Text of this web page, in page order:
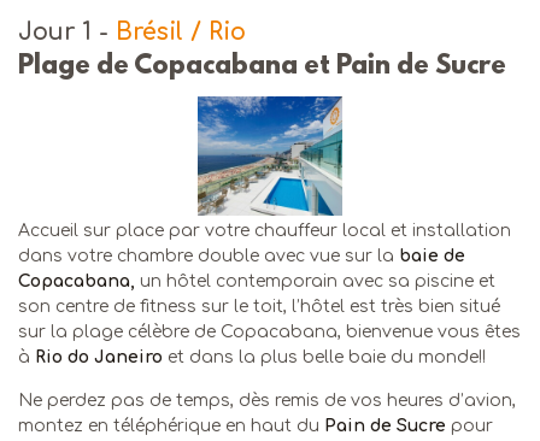
Jour 1 - Brésil / Rio
Plage de Copacabana et Pain de Sucre
Accueil sur place par votre chauffeur local et installation
dans votre chambre double avec vue sur la baie de
Copacabana, un hôtel contemporain avec sa piscine et
son centre de fitness sur le toit, l’hôtel est très bien situé
sur la plage célèbre de Copacabana, bienvenue vous êtes
à Rio do Janeiro et dans la plus belle baie du monde!!
Ne perdez pas de temps, dès remis de vos heures d’avion,
montez en téléphérique en haut du Pain de Sucre pour